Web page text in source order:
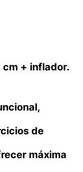
cm + inflador.
de
máxima